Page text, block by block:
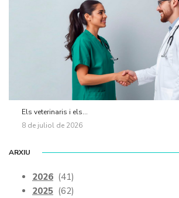
Els veterinaris i els...
8 de juliol de 2026
ARXIU
2026 (41)
2025 (62)